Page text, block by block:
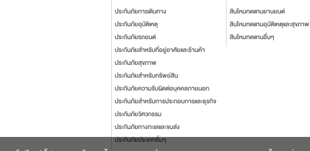
ประกันภัยการเดินทาง
ประกันภัยอุบัติเหตุ
ประกันภัยรถยนต์
ประกันภัยสำหรับที่อยู่อาศัยและร้านค้า
ประกันภัยสุขภาพ
ประกันภัยสำหรับทรัพย์สิน
ประกันภัยความรับผิดต่อบุคคลภายนอก
ประกันภัยสำหรับการประกอบการและธุรกิจ
ประกันภัยวิศวกรรม
ประกันภัยทางทะเลและขนส่ง
ประกันภัยประเภทอื่นๆ
สินไหมทดแทนยานยนต์
สินไหมทดแทนอุบัติเหตุและสุขภาพ
สินไหมทดแทนอื่นๆ